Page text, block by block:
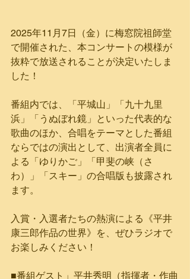
2025年11月7日（金）に梅窓院祖師堂
で開催された、本コンサートの模様が
抜粋で放送されることが決定いたしま
した！
番組内では、「平城山」「九十九里
浜」「うぬぼれ鏡」といった代表的な
歌曲のほか、合唱をテーマとした番組
ならではの演出として、出演者全員に
よる「ゆりかご」「甲斐の峡（さ
わ）」「スキー」の合唱版も披露され
ます。
入賞・入選者たちの熱演による《平井
康三郎作品の世界》を、ぜひラジオで
お楽しみください！
■番組ゲスト」平井秀明（指揮者・作曲